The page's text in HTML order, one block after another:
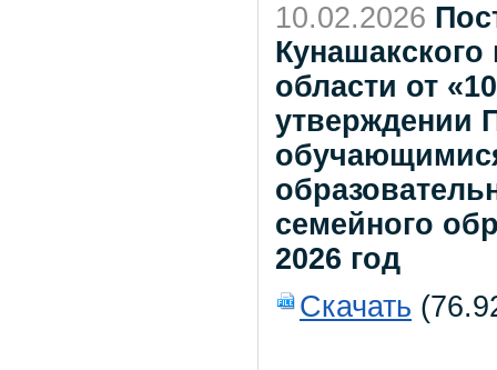
10.02.2026
области от
утверждении
семейного
2026 год
Скачать